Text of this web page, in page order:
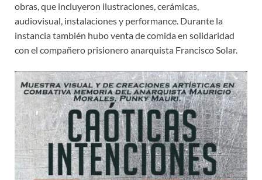
obras, que incluyeron ilustraciones, cerámicas,
audiovisual, instalaciones y performance. Durante la
instancia también hubo venta de comida en solidaridad
con el compañero prisionero anarquista Francisco Solar.